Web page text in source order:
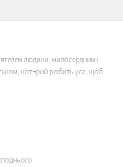
людини, милосердним і
кот¬рий робить усе, щоб